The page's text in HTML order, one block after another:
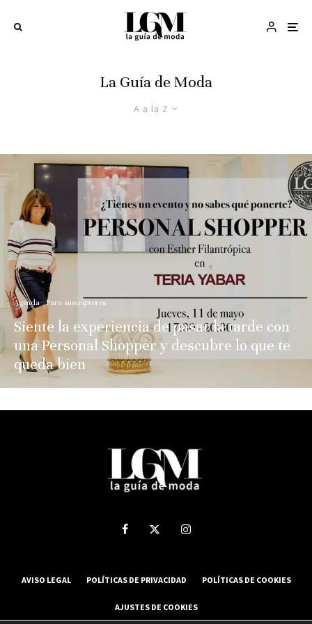
La Guía de Moda
A a la Z
Agenda Para suscriptores
Siente la experiencia de pasar la tarde con
una Personal Shopper y descubre lo que te
queda bien
AVISO LEGAL POLÍTICAS DE PRIVACIDAD POLÍTICAS DE COOKIES
AJUSTES DE COOKIES